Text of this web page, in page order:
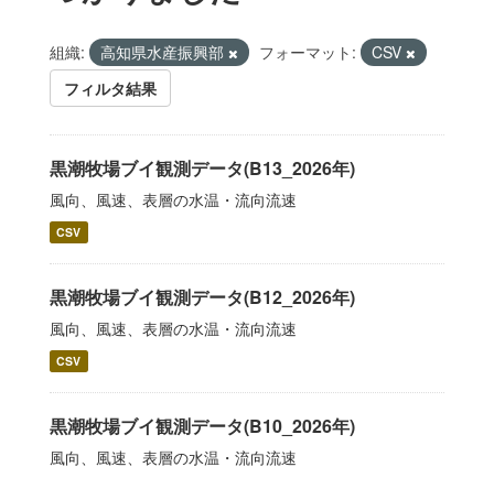
組織: 高知県水産振興部 フォーマット:
CSV
フィルタ結果
黒潮牧場ブイ観測データ(B13_2026年)
風向、風速、表層の水温・流向流速
CSV
黒潮牧場ブイ観測データ(B12_2026年)
風向、風速、表層の水温・流向流速
CSV
黒潮牧場ブイ観測データ(B10_2026年)
風向、風速、表層の水温・流向流速